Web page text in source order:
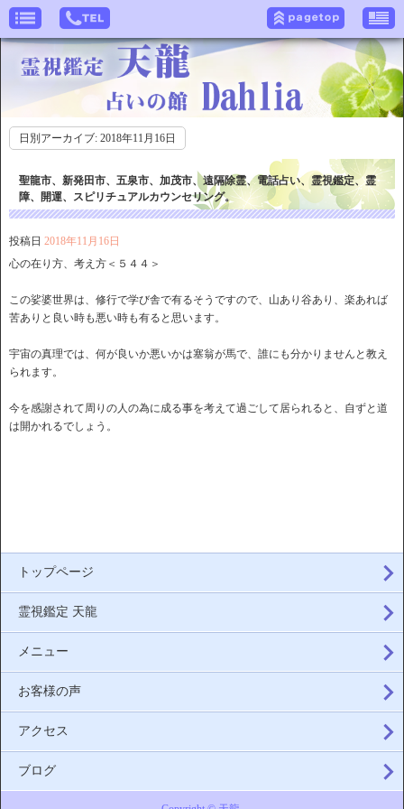
日別アーカイブ: 2018年11月16日
聖龍市、新発田市、五泉市、加茂市、遠隔除霊、電話占い、霊視鑑定、霊
障、開運、スピリチュアルカウンセリング。
投稿日 2018年11月16日
心の在り方、考え方＜５４４＞
この娑婆世界は、修行で学び舎で有るそうですので、山あり谷あり、楽あれば
苦ありと良い時も悪い時も有ると思います。
宇宙の真理では、何が良いか悪いかは塞翁が馬で、誰にも分かりませんと教え
られます。
今を感謝されて周りの人の為に成る事を考えて過ごして居られると、自ずと道
は開かれるでしょう。
トップページ
霊視鑑定 天龍
メニュー
お客様の声
アクセス
ブログ